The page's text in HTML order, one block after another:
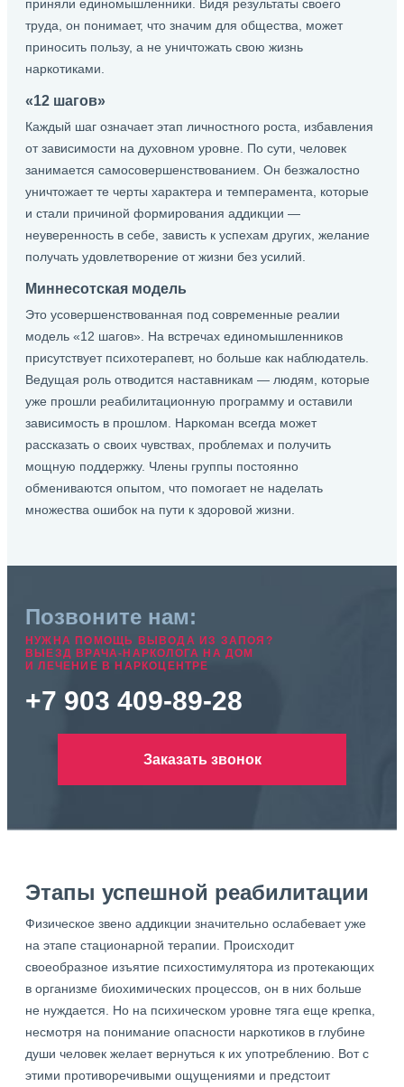
приняли единомышленники. Видя результаты своего
труда, он понимает, что значим для общества, может
приносить пользу, а не уничтожать свою жизнь
наркотиками.
«12 шагов»
Каждый шаг означает этап личностного роста, избавления
от зависимости на духовном уровне. По сути, человек
занимается самосовершенствованием. Он безжалостно
уничтожает те черты характера и темперамента, которые
и стали причиной формирования аддикции —
неуверенность в себе, зависть к успехам других, желание
получать удовлетворение от жизни без усилий.
Миннесотская модель
Это усовершенствованная под современные реалии
модель «12 шагов». На встречах единомышленников
присутствует психотерапевт, но больше как наблюдатель.
Ведущая роль отводится наставникам — людям, которые
уже прошли реабилитационную программу и оставили
зависимость в прошлом. Наркоман всегда может
рассказать о своих чувствах, проблемах и получить
мощную поддержку. Члены группы постоянно
обмениваются опытом, что помогает не наделать
множества ошибок на пути к здоровой жизни.
Позвоните нам:
НУЖНА ПОМОЩЬ ВЫВОДА ИЗ ЗАПОЯ?
ВЫЕЗД ВРАЧА-НАРКОЛОГА НА ДОМ
И ЛЕЧЕНИЕ В НАРКОЦЕНТРЕ
+7 903 409-89-28
Заказать звонок
Этапы успешной реабилитации
Физическое звено аддикции значительно ослабевает уже
на этапе стационарной терапии. Происходит
своеобразное изъятие психостимулятора из протекающих
в организме биохимических процессов, он в них больше
не нуждается. Но на психическом уровне тяга еще крепка,
несмотря на понимание опасности наркотиков в глубине
души человек желает вернуться к их употреблению. Вот с
этими противоречивыми ощущениями и предстоит